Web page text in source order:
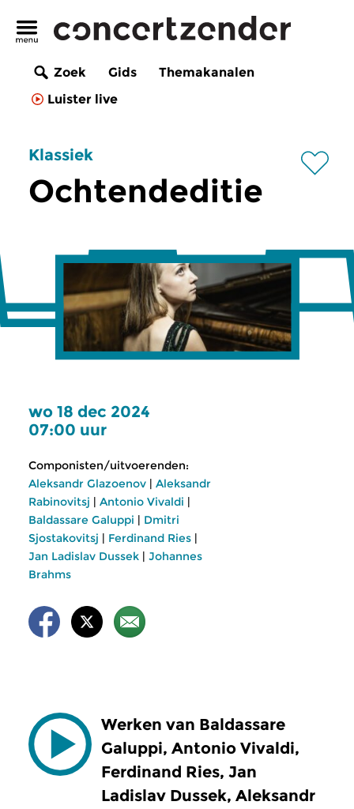
Zoek Gids
Themakanalen
Luister live
Klassiek
Ochtendeditie
wo 18 dec 2024
07:00 uur
Componisten/uitvoerenden:
Aleksandr Glazoenov | Aleksandr
Rabinovitsj | Antonio Vivaldi |
Baldassare Galuppi | Dmitri
Sjostakovitsj | Ferdinand Ries |
Jan Ladislav Dussek | Johannes
Brahms
Werken van Baldassare
Galuppi, Antonio Vivaldi,
Ferdinand Ries, Jan
Ladislav Dussek, Aleksandr